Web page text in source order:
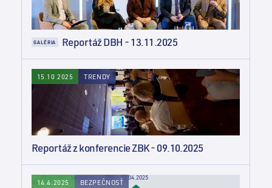
GALÉRIA Reportáž DBH - 13.11.2025
15.10.2025 TRENDY
Reportáž z konferencie ZBK - 09.10.2025
14.4.2025 BEZPEČNOSŤ